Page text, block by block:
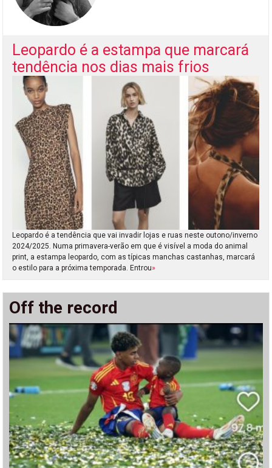
Leopardo é a estampa que marcará
tendência nos dias mais frios
Leopardo é a tendência que vai invadir lojas e ruas neste outono/inverno
2024/2025. Numa primavera-verão em que é visível a moda do animal
print, a estampa leopardo, com as típicas manchas castanhas, marcará
o estilo para a próxima temporada. Entrou»
Off the record